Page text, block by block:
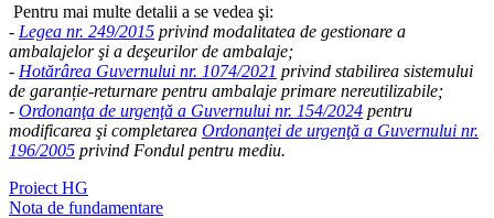
Pentru mai multe detalii a se vedea şi:
- Legea nr. 249/2015 privind modalitatea de gestionare a
ambalajelor şi a deşeurilor de ambalaje;
- Hotărârea Guvernului nr. 1074/2021 privind stabilirea sistemului
de garanție-returnare pentru ambalaje primare nereutilizabile;
- Ordonanţa de urgenţă a Guvernului nr. 154/2024 pentru
modificarea şi completarea Ordonanţei de urgenţă a Guvernului nr.
196/2005 privind Fondul pentru mediu.
Proiect HG
Nota de fundamentare